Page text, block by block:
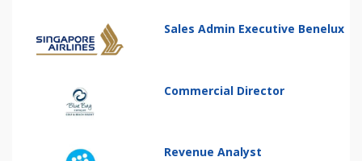
Sales Admin Executive Benelux
Commercial Director
Revenue Analyst